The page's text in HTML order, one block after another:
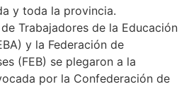
y toda la provincia.
Trabajadores de la Educación
y la Federación de
(FEB) se plegaron a la
por la Confederación de